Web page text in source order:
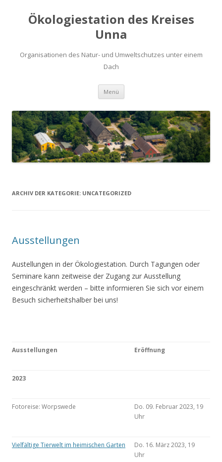
Ökologiestation des Kreises
Unna
Organisationen des Natur- und Umweltschutzes unter einem
Dach
Menü Zum
springen
ARCHIV DER KATEGORIE: UNCATEGORIZED
Ausstellungen
Austellungen in der Ökologiestation. Durch Tagungen oder
Seminare kann zeitweise der Zugang zur Ausstellung
eingeschränkt werden – bitte informieren Sie sich vor einem
Besuch sicherheitshalber bei uns!
Ausstellungen Eröffnung
2023
Fotoreise: Worpswede
Do. 09. Februar 2023, 19
Uhr
Vielfältige Tierwelt im heimischen Garten
Do. 16. März 2023, 19
Uhr